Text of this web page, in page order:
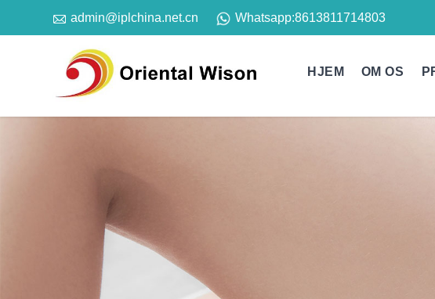
 admin@iplchina.net.cn Whatsapp:8613811714803
HJEM OM OS